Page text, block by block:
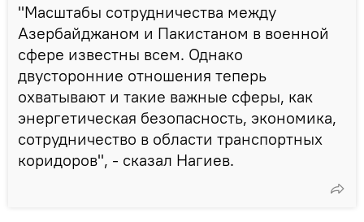
"Масштабы сотрудничества между
Азербайджаном и Пакистаном в военной
сфере известны всем. Однако
двусторонние отношения теперь
охватывают и такие важные сферы, как
энергетическая безопасность, экономика,
сотрудничество в области транспортных
коридоров", - сказал Нагиев.